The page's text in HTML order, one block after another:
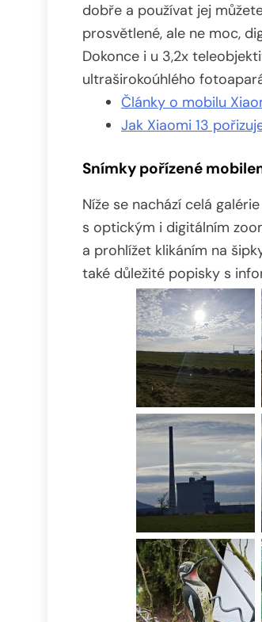
dobře a používat jej
prosvětlené, ale ne moc,
Dokonce i u 3,2x
ultraširokoúhlého
Články o mobilu
Jak Xiaomi 13
Snímky pořízené
Níže se nachází celá
s optickým i digitálním
a prohlížet klikáním na
také důležité popisky s